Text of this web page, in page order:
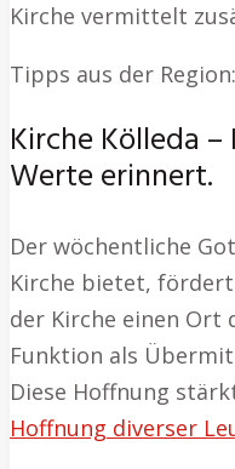
Kirche vermittelt
Tipps aus der Region:
Kirche Kölleda
Werte erinnert.
Der wöchentliche
Kirche bietet,
der Kirche einen Ort
Funktion als
Diese Hoffnung
Hoffnung diverser